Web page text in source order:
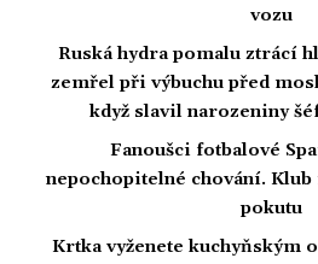
vozu
Ruská hydra pomalu ztrácí
zemřel při výbuchu před
když slavil narozeniny
Fanoušci fotbalové
nepochopitelné chování.
pokutu
Krtka vyženete kuchyňským